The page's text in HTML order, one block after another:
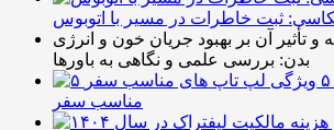
ثبت خاطرات در مسیر با اتوبوس
و تأثیر آن بر بهبود جریان خون و انرژی
بدن: بررسی علمی و نگاهی به باورها
۵ ویژگی لپ تاپ های
مناسب سفر